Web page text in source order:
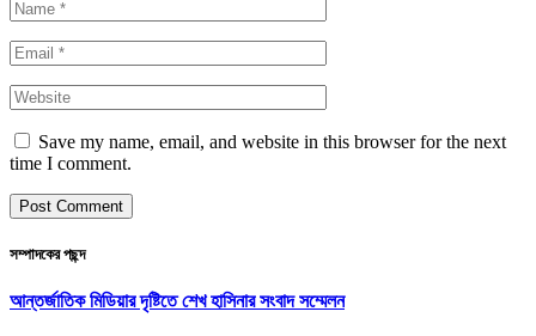
Save my name, email, and website in this browser for the next
time I comment.
সম্পাদকের পছন্দ
আন্তর্জাতিক মিডিয়ার দৃষ্টিতে শেখ হাসিনার সংবাদ সম্মেলন